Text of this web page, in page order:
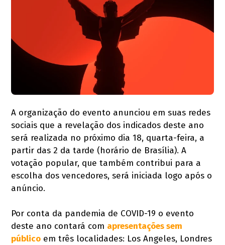
A organização do evento anunciou em suas redes
sociais que a revelação dos indicados deste ano
será realizada no próximo dia 18, quarta-feira, a
partir das 2 da tarde (horário de Brasília). A
votação popular, que também contribui para a
escolha dos vencedores, será iniciada logo após o
anúncio.
Por conta da pandemia de COVID-19 o evento
deste ano contará com apresentações sem
público em três localidades: Los Angeles, Londres